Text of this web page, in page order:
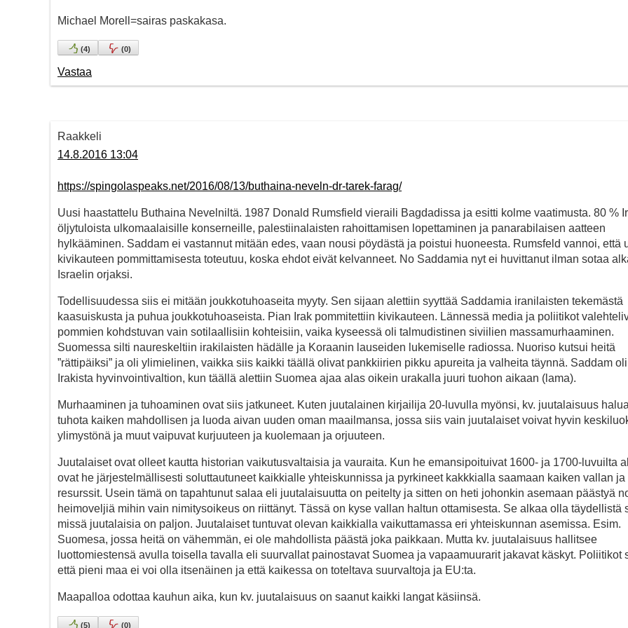
Michael Morell=sairas paskakasa.
(4) (0)
Vastaa
Raakkeli
14.8.2016 13:04
https://spingolaspeaks.net/2016/08/13/buthaina-neveln-dr-tarek-farag/
Uusi haastattelu Buthaina Nevelniltä. 1987 Donald Rumsfield vieraili Bagdadissa ja esitti kolme vaatimusta. 80 %
öljytuloista ulkomaalaisille konserneille, palestiinalaisten rahoittamisen lopettaminen ja panarabilaisen aatteen
hylkääminen. Saddam ei vastannut mitään edes, vaan nousi pöydästä ja poistui huoneesta. Rumsfeld vannoi, että
kivikauteen pommittamisesta toteutuu, koska ehdot eivät kelvanneet. No Saddamia nyt ei huvittanut ilman sotaa
Israelin orjaksi.
Todellisuudessa siis ei mitään joukkotuhoaseita myyty. Sen sijaan alettiin syyttää Saddamia iranilaisten tekemästä
kaasuiskusta ja puhua joukkotuhoaseista. Pian Irak pommitettiin kivikauteen. Lännessä media ja poliitikot
pommien kohdstuvan vain sotilaallisiin kohteisiin, vaika kyseessä oli talmudistinen siviilien massamurhaaminen.
Suomessa silti naureskeltiin irakilaisten hädälle ja Koraanin lauseiden lukemiselle radiossa. Nuoriso kutsui heitä
”rättipäiksi” ja oli ylimielinen, vaikka siis kaikki täällä olivat pankkiirien pikku apureita ja valheita täynnä. Saddam
Irakista hyvinvointivaltion, kun täällä alettiin Suomea ajaa alas oikein urakalla juuri tuohon aikaan (lama).
Murhaaminen ja tuhoaminen ovat siis jatkuneet. Kuten juutalainen kirjailija 20-luvulla myönsi, kv. juutalaisuus
tuhota kaiken mahdollisen ja luoda aivan uuden oman maailmansa, jossa siis vain juutalaiset voivat hyvin
ylimystönä ja muut vaipuvat kurjuuteen ja kuolemaan ja orjuuteen.
Juutalaiset ovat olleet kautta historian vaikutusvaltaisia ja vauraita. Kun he emansipoituivat 1600- ja 1700-luvuilta
ovat he järjestelmällisesti soluttautuneet kaikkialle yhteiskunnissa ja pyrkineet kakkkialla saamaan kaiken vallan ja
resurssit. Usein tämä on tapahtunut salaa eli juutalaisuutta on peitelty ja sitten on heti johonkin asemaan päästyä
heimoveljiä mihin vain nimitysoikeus on riittänyt. Tässä on kyse vallan haltun ottamisesta. Se alkaa olla täydellistä
missä juutalaisia on paljon. Juutalaiset tuntuvat olevan kaikkialla vaikuttamassa eri yhteiskunnan asemissa. Esim.
Suomesa, jossa heitä on vähemmän, ei ole mahdollista päästä joka paikkaan. Mutta kv. juutalaisuus hallitsee
luottomiestensä avulla toisella tavalla eli suurvallat painostavat Suomea ja vapaamuurarit jakavat käskyt. Poliitikot
että pieni maa ei voi olla itsenäinen ja että kaikessa on toteltava suurvaltoja ja EU:ta.
Maapalloa odottaa kauhun aika, kun kv. juutalaisuus on saanut kaikki langat käsiinsä.
(5) (0)